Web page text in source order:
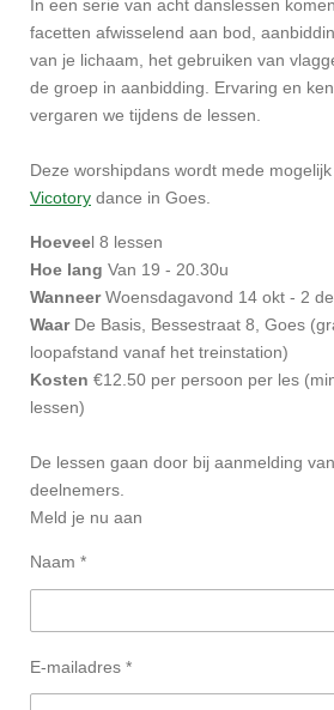
In een serie van acht danslessen
facetten afwisselend aan bod,
van je lichaam, het gebruiken van
de groep in aanbidding. Ervaring en
vergaren we tijdens de lessen.
Deze worshipdans wordt mede
Vicotory dance in Goes.
Hoeveel 8 lessen
Hoe lang Van 19 - 20.30u
WanneerWoensdagavond 14 okt - 2
Waar De Basis, Bessestraat 8, Goes
loopafstand vanaf het treinstation)
Kosten €12.50 per persoon per les
lessen)
De lessen gaan door bij aanmelding
deelnemers.
Meld je nu aan
Naam *
E-mailadres *